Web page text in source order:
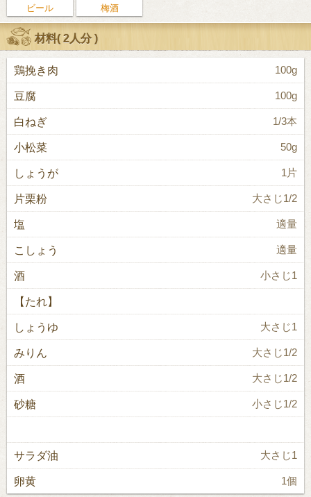
ビール 梅酒
材料(2人分)
鶏挽き肉 100g
豆腐 100g
白ねぎ 1/3本
小松菜 50g
しょうが 1片
片栗粉 大さじ1/2
塩 適量
こしょう 適量
酒 小さじ1
【たれ】
しょうゆ 大さじ1
みりん 大さじ1/2
酒 大さじ1/2
砂糖 小さじ1/2
サラダ油 大さじ1
卵黄 1個